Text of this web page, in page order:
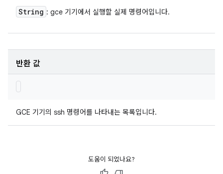
String : gce 기기에서 실행할 실제 명령어입니다.
반환 값
GCE 기기의 ssh 명령어를 나타내는 목록입니다.
도움이 되었나요?